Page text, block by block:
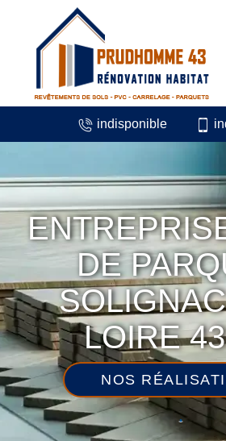
indisponible
DE
LOIRE
NOS